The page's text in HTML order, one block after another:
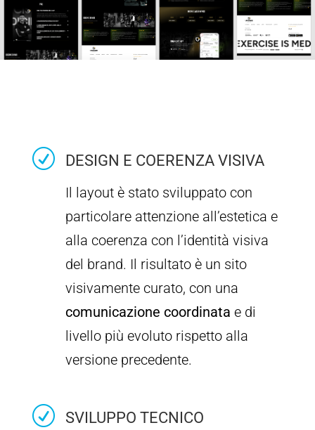
R DESIGN E COERENZA VISIVA
Il layout è stato sviluppato con
particolare attenzione all’estetica e
alla coerenza con l’identità visiva
del brand. Il risultato è un sito
visivamente curato, con una
comunicazione coordinata e di
livello più evoluto rispetto alla
versione precedente.
R
SVILUPPO TECNICO